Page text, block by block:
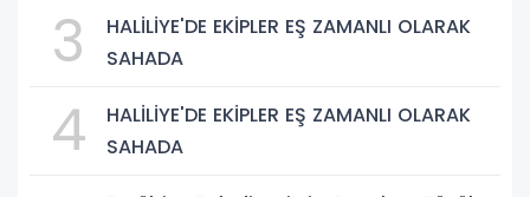
3
HALİLİYE'DE EKİPLER EŞ ZAMANLI OLARAK
SAHADA
4
HALİLİYE'DE EKİPLER EŞ ZAMANLI OLARAK
SAHADA